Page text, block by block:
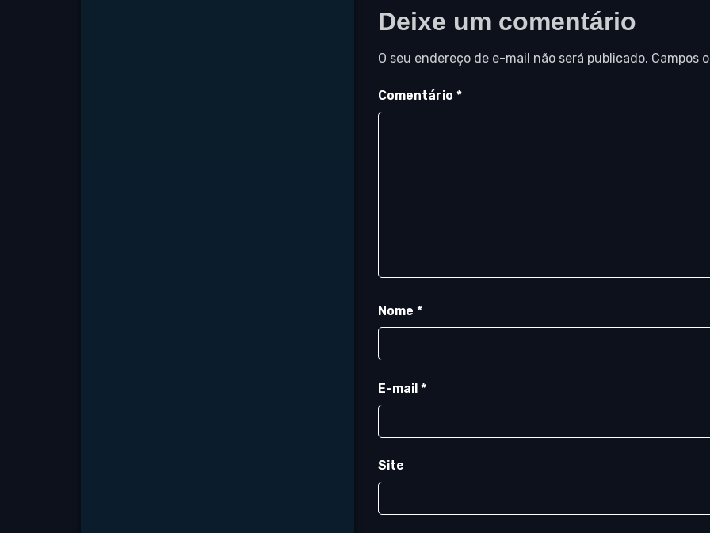
Deixe um comentário
O seu endereço de e-mail não será publicado. Campos
Comentário*
Nome*
E-mail*
Site